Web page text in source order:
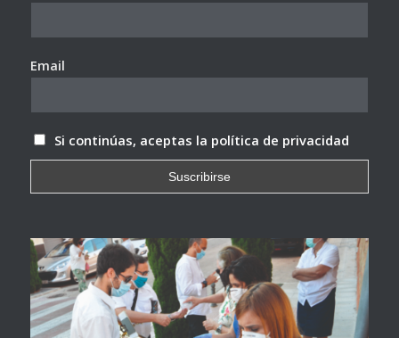
Email
Si continúas, aceptas la política de privacidad